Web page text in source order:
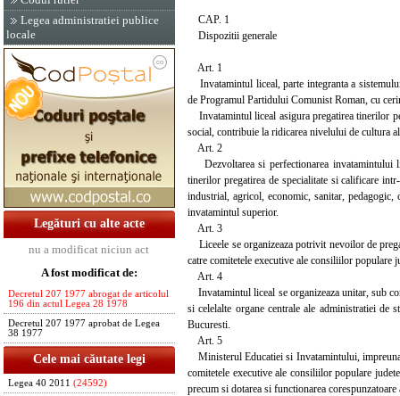
Legea administratiei publice
locale
Legături cu alte acte
nu a modificat niciun act
A fost modificat de:
Decretul 207 1977 abrogat de articolul
196 din actul Legea 28 1978
Decretul 207 1977 aprobat de Legea
38 1977
Cele mai căutate legi
Legea 40 2011 (24592)
CAP. 1
Dispozitii generale
Art. 1
Invatamintul liceal, parte integranta a
de Programul Partidului Comunist Roman, cu
Invatamintul liceal asigura pregatirea tinerilor
social, contribuie la ridicarea nivelului de cultura
Art. 2
Dezvoltarea si perfectionarea invatamintului
tinerilor pregatirea de specialitate si calificare
industrial, agricol, economic, sanitar,
invatamintul superior.
Art. 3
Liceele se organizeaza potrivit nevoilor de
catre comitetele executive ale consiliilor
Art. 4
Invatamintul liceal se organizeaza unitar, sub
si celelalte organe centrale ale administratiei de
Bucuresti.
Art. 5
Ministerul Educatiei si Invatamintului, impreuna
comitetele executive ale consiliilor populare
precum si dotarea si functionarea